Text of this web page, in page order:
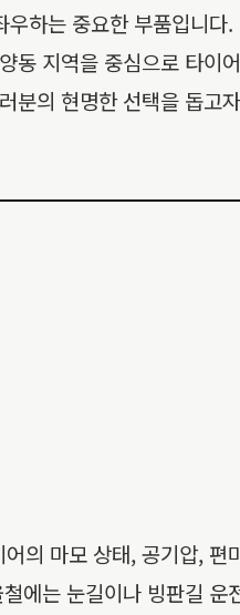
하는 중요한 부품입니
지역을 중심으로 타이
분의 현명한 선택을 돕고
의 마모 상태, 공기압,
에는 눈길이나 빙판길